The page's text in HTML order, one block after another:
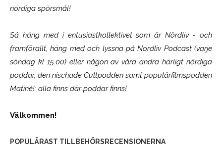
nördiga spörsmål!
Så häng med i entusiastkollektivet som ärNördliv- och
framförallt, häng med och lyssna på Nördliv Podcast (varje
söndag kl 15.00) eller någon av våra andra härligt nördiga
poddar, den nischade Cultpodden samt populärfilmspodden
Matiné!; alla finns där poddar finns!
Välkommen!
POPULÄRAST TILLBEHÖRSRECENSIONERNA